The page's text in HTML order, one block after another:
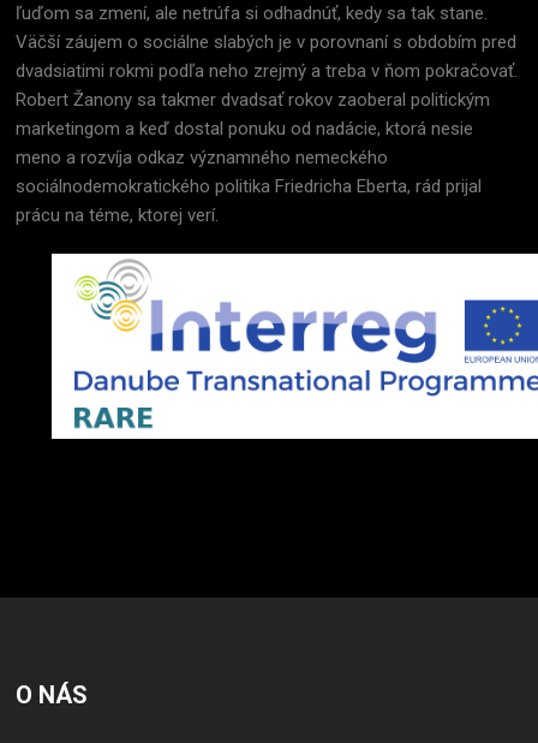
ľuďom sa zmení, ale netrúfa si odhadnúť, kedy sa tak stane.
Väčší záujem o sociálne slabých je v porovnaní s obdobím pred
dvadsiatimi rokmi podľa neho zrejmý a treba v ňom pokračovať.
Robert Žanony sa takmer dvadsať rokov zaoberal politickým
marketingom a keď dostal ponuku od nadácie, ktorá nesie
meno a rozvíja odkaz významného nemeckého
sociálnodemokratického politika Friedricha Eberta, rád prijal
prácu na téme, ktorej verí.
O NÁS